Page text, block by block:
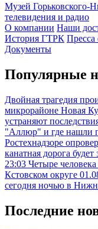
Музей Горьковского-
телевидения и радио
О компании Наши
История ГТРК Пресса
Документы
Популярные
Двойная трагедия
микрорайоне Новая
устраняют
"Аллюр" и где нашли
Ростехнадзоре
канатная дорога
23:03 Четыре
Кстовском округе
сегодня ночью в
Последние